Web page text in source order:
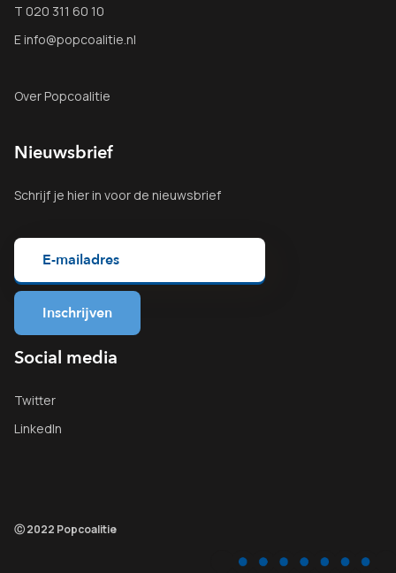
T 020 311 60 10
E info@popcoalitie.nl
Over Popcoalitie
Nieuwsbrief
Schrijf je hierin voor de nieuwsbrief
Social media
Twitter
LinkedIn
Ⓒ 2022 Popcoalitie